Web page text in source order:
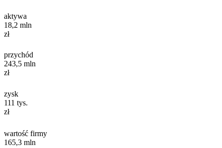
aktywa
18,2 mln
zł
przychód
243,5 mln
zł
zysk
111 tys.
zł
wartość firmy
165,3 mln